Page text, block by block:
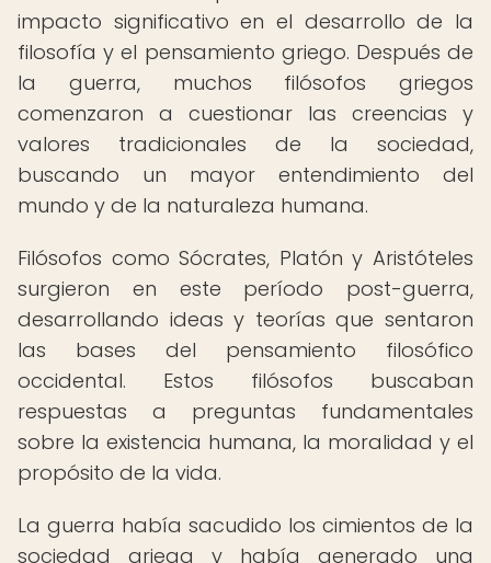
impacto significativo en el desarrollo de la
filosofía y el pensamiento griego. Después de
la guerra, muchos filósofos griegos
comenzaron a cuestionar las creencias y
valores tradicionales de la sociedad,
buscando un mayor entendimiento del
mundo y de la naturaleza humana.
Filósofos como Sócrates, Platón y Aristóteles
surgieron en este período post-guerra,
desarrollando ideas y teorías que sentaron
las bases del pensamiento filosófico
occidental. Estos filósofos buscaban
respuestas a preguntas fundamentales
sobre la existencia humana, la moralidad y el
propósito de la vida.
La guerra había sacudido los cimientos de la
sociedad griega y había generado una